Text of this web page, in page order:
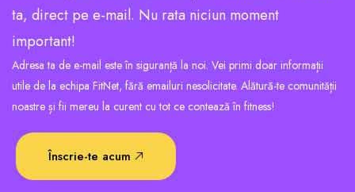
ta, direct pe e-mail. Nu rata niciun moment
important!
Adresa ta de e-mail este în siguranță la noi. Vei primi doar informații
utile de la echipa FitNet, fără emailuri nesolicitate. Alătură-te comunității
noastre și fii mereu la curent cu tot ce contează în fitness!
Înscrie-te acum